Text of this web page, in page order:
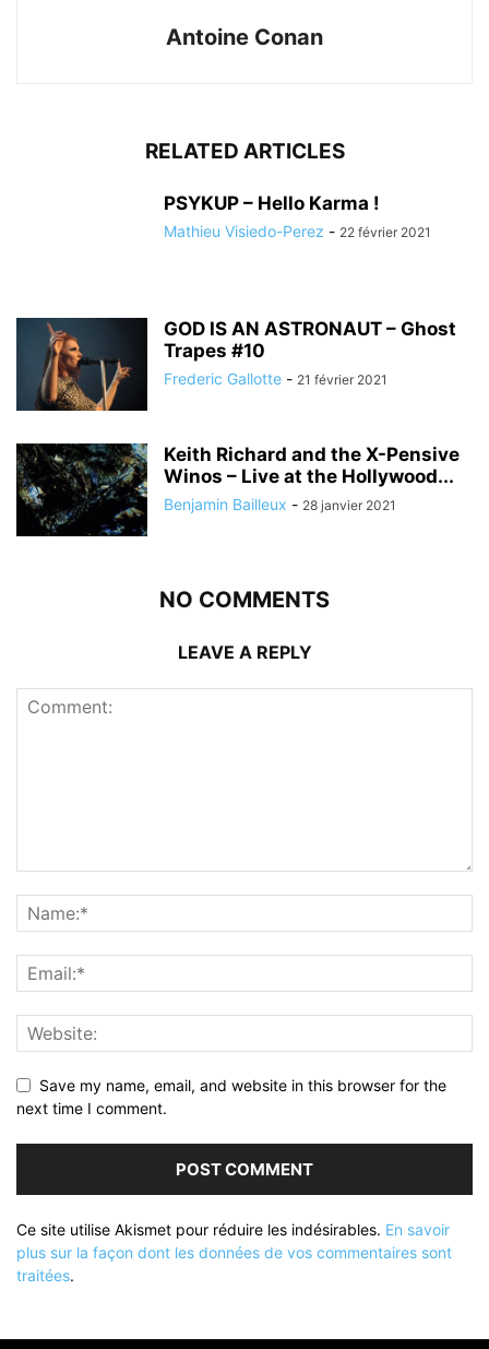
Antoine Conan
RELATED ARTICLES
PSYKUP – Hello Karma !
Mathieu Visiedo-Perez - 22 février 2021
GOD IS AN ASTRONAUT – Ghost
Trapes #10
Frederic Gallotte - 21 février 2021
Keith Richard and the X-Pensive
Winos – Live at the Hollywood...
Benjamin Bailleux - 28 janvier 2021
NO COMMENTS
LEAVE A REPLY
Save my name, email, and website in this browser for the
next time I comment.
Ce site utilise Akismet pour réduire les indésirables. En savoir
plus sur la façon dont les données de vos commentaires sont
traitées.